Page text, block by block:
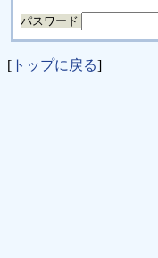
パスワード
[ トップに戻る]